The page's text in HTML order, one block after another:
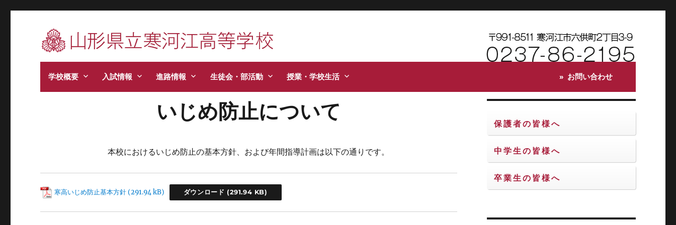
寒河江高校です。学校からのお知らせ、学校生活などお知らせします。
学校概要 入試情報 進路情報 生徒会・部活動 授業・学校生活 お問い合わせ
いじめ防止について
本校におけるいじめ防止の基本方針、および年間指導計画は以下の通りです。
寒高いじめ防止基本方針 ダウンロード
保護者の皆様へ
中学生の皆様へ
卒業生の皆様へ